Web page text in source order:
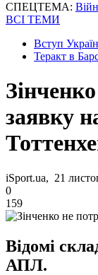
СПЕЦТЕМА:
ВСІ ТЕМИ
Вступ
Теракт в
заявку
iSport.ua, 21
0
159
Відомі
АПЛ.